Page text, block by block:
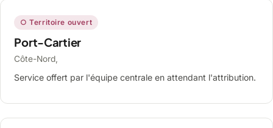
○ Territoire ouvert
Port-Cartier
Côte-Nord,
Service offert par l'équipe centrale en attendant l'attribution.